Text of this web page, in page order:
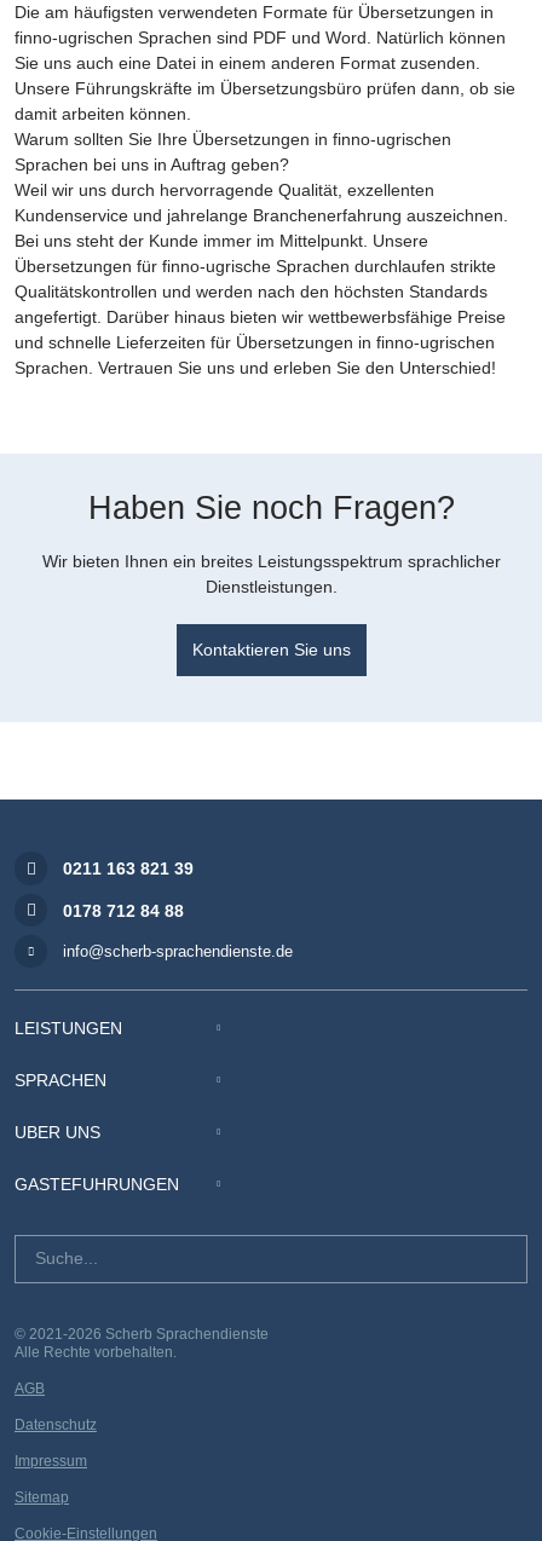
Die am häufigsten verwendeten Formate für Übersetzungen in
finno-ugrischen Sprachen sind PDF und Word. Natürlich können
Sie uns auch eine Datei in einem anderen Format zusenden.
Unsere Führungskräfte im Übersetzungsbüro prüfen dann, ob sie
damit arbeiten können.
Warum sollten Sie Ihre Übersetzungen in finno-ugrischen
Sprachen bei uns in Auftrag geben?
Weil wir uns durch hervorragende Qualität, exzellenten
Kundenservice und jahrelange Branchenerfahrung auszeichnen.
Bei uns steht der Kunde immer im Mittelpunkt. Unsere
Übersetzungen für finno-ugrische Sprachen durchlaufen strikte
Qualitätskontrollen und werden nach den höchsten Standards
angefertigt. Darüber hinaus bieten wir wettbewerbsfähige Preise
und schnelle Lieferzeiten für Übersetzungen in finno-ugrischen
Sprachen. Vertrauen Sie uns und erleben Sie den Unterschied!
Haben Sie noch Fragen?
Wir bieten Ihnen ein breites Leistungsspektrum sprachlicher
Dienstleistungen.
Kontaktieren Sie uns
0211 163 821 39
0178 712 84 88
info@scherb-sprachendienste.de
LEISTUNGEN
SPRACHEN
ÜBER UNS
GÄSTEFÜHRUNGEN
© 2021-2026 Scherb Sprachendienste
Alle Rechte vorbehalten.
AGB
Datenschutz
Impressum
Sitemap
Cookie-Einstellungen